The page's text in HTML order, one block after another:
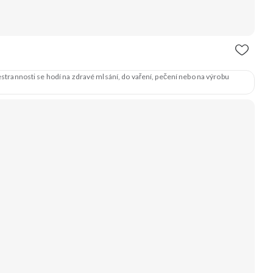
se hodí na zdravé mlsání, do vaření, pečení nebo na výrobu